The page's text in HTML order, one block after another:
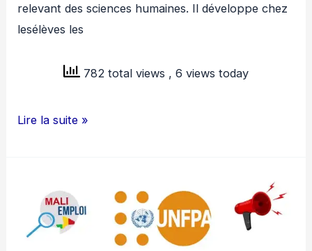
relevant des sciences humaines. Il développe chez
lesélèves les
782 total views , 6 views today
GRM
PROFESSEURS
H/F
Lire la suite »